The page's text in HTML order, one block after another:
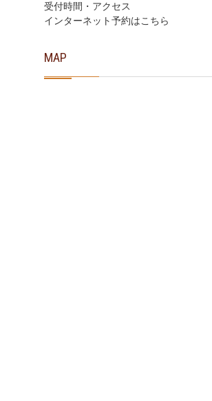
受付時間・アクセス
インターネット予約はこちら
MAP